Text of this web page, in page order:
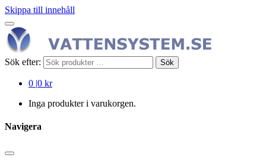
Skippa till innehåll
Sök efter: Sök
0 |0 kr
Inga produkter i varukorgen.
Navigera